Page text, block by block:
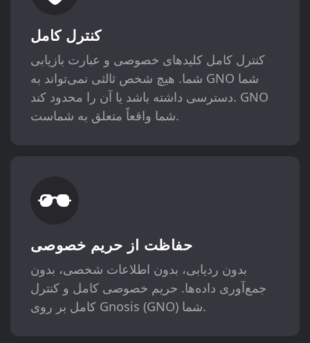
کنترل کامل
کنترل کامل کلیدهای خصوصی و عبارت بازیابی
شما. هیچ شخص ثالثی نمی‌تواند به GNO شما
دسترسی داشته باشد یا آن را محدود کند. GNO
شما واقعاً متعلق به شماست.
حفاظت از حریم خصوصی
بدون ردیابی، بدون اطلاعات شخصی، بدون
جمع‌آوری داده‌ها. حریم خصوصی کامل و کنترل
کامل بر روی Gnosis (GNO) شما.